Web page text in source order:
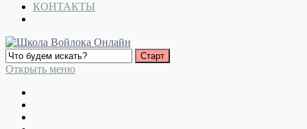
КОНТАКТЫ
Открыть меню